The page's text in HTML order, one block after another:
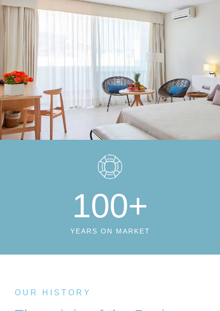
YEARS ON MARKET
100+
OUR HISTORY